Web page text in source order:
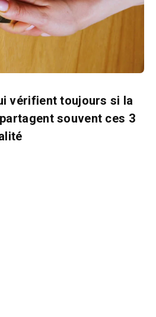
vérifient toujours si la
souvent ces 3